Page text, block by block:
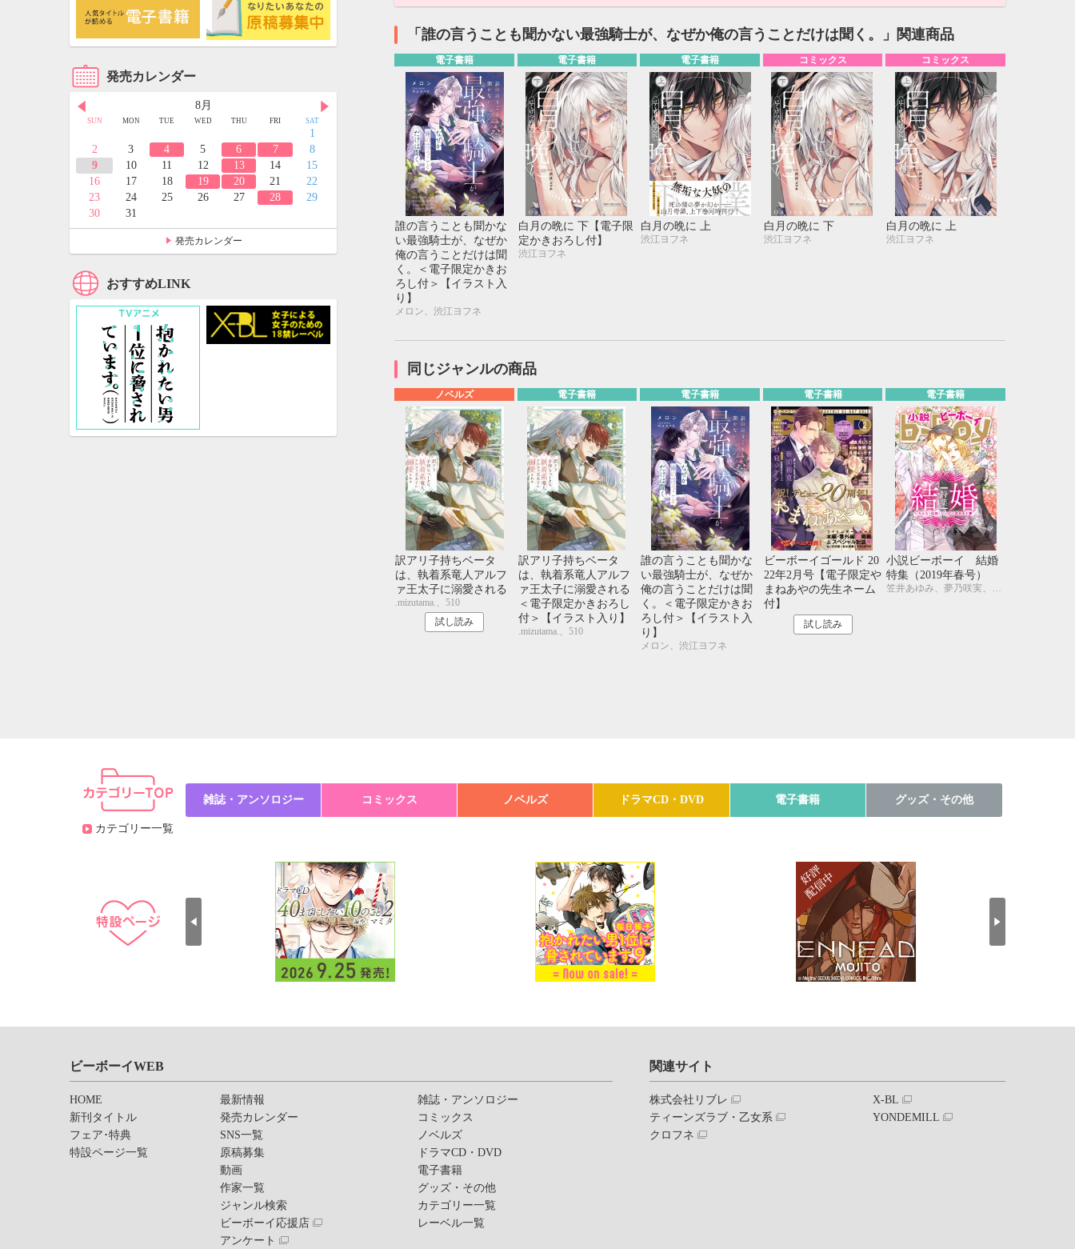
「誰の言うことも聞かない最強騎士が、なぜか俺の言うことだけは聞く。」関連商品
電子書籍
誰の言うことも聞かな
い最強騎士が、なぜか
俺の言うことだけは聞
く。＜電子限定かきお
ろし付＞【イラスト入
り】
メロン、渋江ヨフネ
電子書籍
白月の晩に 下【電子限
定かきおろし付】
渋江ヨフネ
電子書籍
白月の晩に 上
渋江ヨフネ
コミックス
白月の晩に 下
渋江ヨフネ
コミックス
白月の晩に 上
渋江ヨフネ
同じジャンルの商品
ノベルズ
訳アリ子持ちベータ
は、執着系竜人アルフ
ァ王太子に溺愛される
.mizutama.、510
試し読み
電子書籍
訳アリ子持ちベータ
は、執着系竜人アルフ
ァ王太子に溺愛される
＜電子限定かきおろし
付＞【イラスト入り】
.mizutama.、510
電子書籍
誰の言うことも聞かな
い最強騎士が、なぜか
俺の言うことだけは聞
く。＜電子限定かきお
ろし付＞【イラスト入
り】
メロン、渋江ヨフネ
電子書籍
ビーボーイゴールド 20
22年2月号【電子限定や
まねあやの先生ネーム
付】
試し読み
電子書籍
小説ビーボーイ 結婚
特集（2019年春号）
発売カレンダー
8月
SUN MON TUE WED THU FRI SAT
1
2
3 4 5 6 7
8
9
10 11 12 13 14
15
16
17 18 19 20 21
22
23
24 25 26 27 28
29
30
31
9月
MON TUE WED THU FRI SAT
1 2 3 4
5
8 9 10 11
12
15 16 18
19
22 23 24 25
26
29 30
10月
SUN MON TUE WED THU FRI SAT
1 2
4
5 6 7 8 9
10
12 13 14 15 16
17
18
19 20 21 22 23
24
25
26 27 28 30 31
発売カレンダー
おすすめLINK
カテゴリー一覧
雑誌・アンソロジー コミックス ノベルズ ドラマCD・DVD 電子書籍 グッズ・その他
ビーボーイWEB
HOME
新刊タイトル
フェア･特典
特設ページ一覧
最新情報
発売カレンダー
SNS一覧
原稿募集
動画
作家一覧
ジャンル検索
ビーボーイ応援店
アンケート
雑誌・アンソロジー
コミックス
ノベルズ
ドラマCD・DVD
電子書籍
グッズ・その他
カテゴリー一覧
レーベル一覧
関連サイト
株式会社リブレ
ティーンズラブ・乙女系
クロフネ
X-BL
YONDEMILL